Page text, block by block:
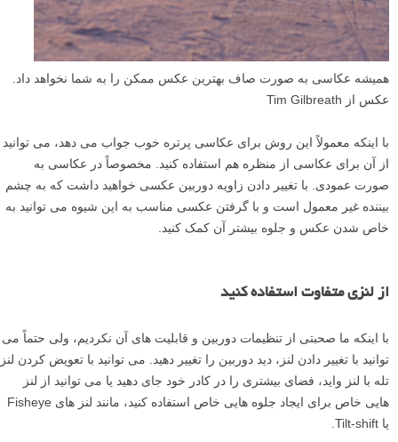
همیشه عکاسی به صورت صاف بهترین عکس ممکن را به شما نخواهد داد.
عکس از Tim Gilbreath
با اینکه معمولاً این روش برای عکاسی پرتره خوب جواب می دهد، می توانید
از آن برای عکاسی از منظره هم استفاده کنید. مخصوصاً در عکاسی به
صورت عمودی. با تغییر دادن زاویه دوربین عکسی خواهید داشت که به چشم
بیننده غیر معمول است و با گرفتن عکسی مناسب به این شیوه می توانید به
خاص شدن عکس و جلوه بیشتر آن کمک کنید.
از لنزی متفاوت استفاده کنید
با اینکه ما صحبتی از تنظیمات دوربین و قابلیت های آن نکردیم، ولی حتماً می
توانید با تغییر دادن لنز، دید دوربین را تغییر دهید. می توانید با تعویض کردن لنز
تله با لنز واید، فضای بیشتری را در کادر خود جای دهید یا می توانید از لنز
هایی خاص برای ایجاد جلوه هایی خاص استفاده کنید، مانند لنز های Fisheye
یا Tilt-shift.